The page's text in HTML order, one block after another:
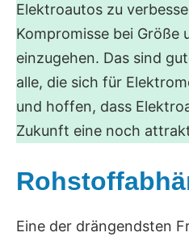
Elektroautos zu
Kompromisse bei Größe
einzugehen. Das sind
alle, die sich für
und hoffen, dass
Zukunft eine noch
Eine der drängendsten